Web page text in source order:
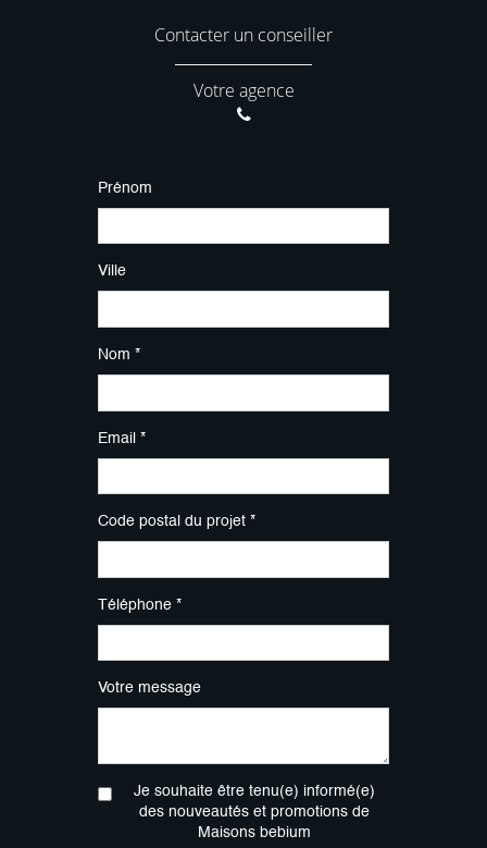
Contacter un conseiller
Votre agence
Prénom
Ville
Nom *
Email *
Code postal du projet *
Téléphone *
Votre message
Je souhaite être tenu(e) informé(e)
des nouveautés et promotions de
Maisons bebium